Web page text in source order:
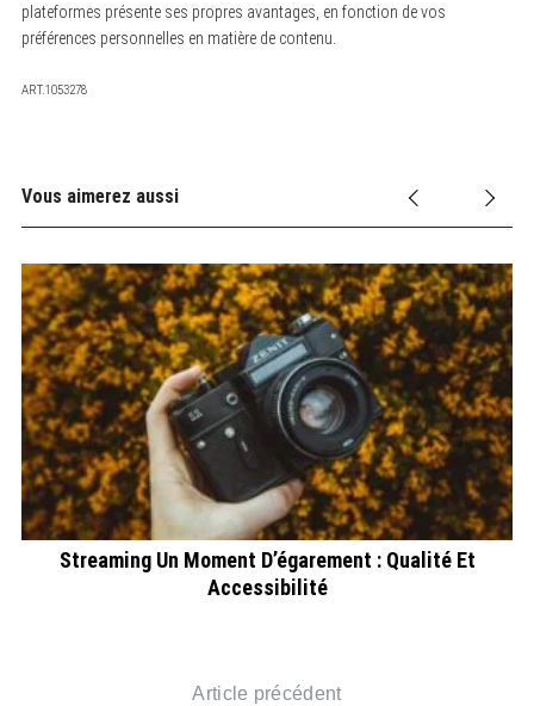
plateformes présente ses propres avantages, en fonction de vos
préférences personnelles en matière de contenu.
ART.1053278
Vous aimerez aussi
Streaming Un Moment D’égarement : Qualité Et
Accessibilité
Article précédent